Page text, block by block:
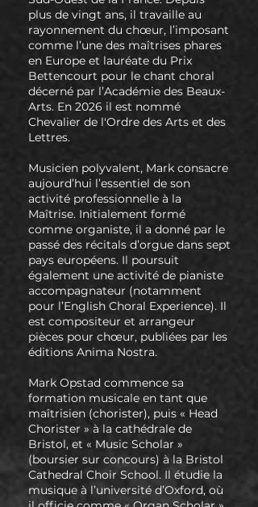
plus de vingt ans, il travaille au
rayonnement du chœur, l’imposant
comme l’une des maîtrises phares
en Europe et lauréate du Prix
Bettencourt pour le chant choral
décerné par l’Académie des Beaux-
Arts. En 2026 il est nommé
Chevalier de l'Ordre des Arts et des
Lettres.
Musicien polyvalent, Mark consacre
aujourd’hui l’essentiel de son
activité professionnelle à la
Maîtrise. Initialement formé
comme organiste, il a donné par le
passé des récitals d’orgue dans sept
pays européens. Il poursuit
également une activité de pianiste
accompagnateur (notamment
pour l’English Choral Experience). Il
est compositeur et arrangeur
pièces pour chœur, publiées par les
éditions Anima Nostra.
Mark Opstad commence sa
formation musicale en tant que
maîtrisien (chorister), puis « Head
Chorister » à la cathédrale de
Bristol, et « Music Scholar »
(boursier sur concours) à la Bristol
Cathedral Choir School. Il étudie la
musique à l’université d’Oxford, où